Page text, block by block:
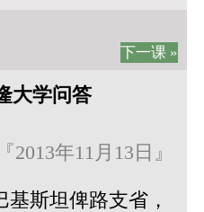
下一课 »
大学问答
『2013年11月13日』
基斯坦俾路支省，